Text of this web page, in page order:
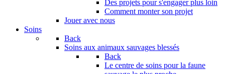
Des projets pour s'engager plus loin
Comment monter son projet
Jouer avec nous
Soins
Back
Soins aux animaux sauvages blessés
Back
Le centre de soins pour la faune